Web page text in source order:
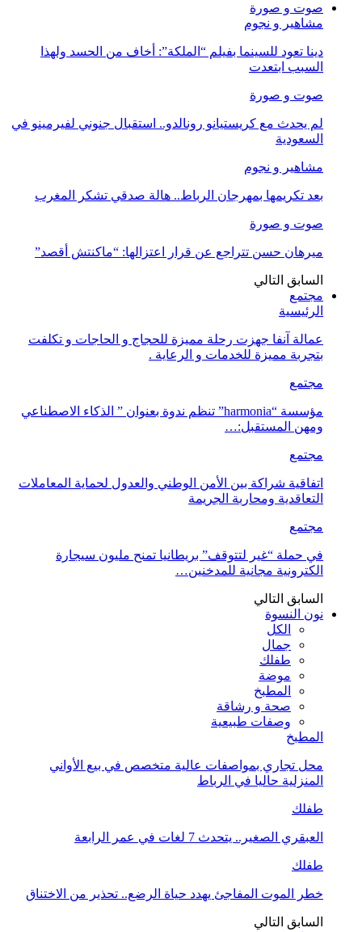
صوت و صورة
مشاهير و نجوم
دينا تعود للسينما بفيلم “الملكة”: أخاف من الحسد ولهذا
السبب ابتعدت
صوت و صورة
لم يحدث مع كريستيانو رونالدو.. استقبال جنوني لفيرمينو في
السعودية
مشاهير و نجوم
بعد تكريمها بمهرجان الرباط.. هالة صدقي تشكر المغرب
صوت و صورة
ميرهان حسن تتراجع عن قرار اعتزالها: “ماكنتش أقصد”
السابق التالي
مجتمع
الرئيسية
عمالة آنفا جهزت رحلة مميزة للحجاج و الحاجات و تكلفت
بتجربة مميزة للخدمات و الرعاية .
مجتمع
مؤسسة “harmonia” تنظم ندوة بعنوان ” الذكاء الاصطناعي
ومهن المستقبل:…
مجتمع
اتفاقية شراكة بين الأمن الوطني والعدول لحماية المعاملات
التعاقدية ومحاربة الجريمة
مجتمع
في حملة “غير لتتوقف” بريطانيا تمنح مليون سيجارة
الكترونية مجانية للمدخنين…
السابق التالي
نون النسوة
الكل
جمال
طفلك
موضة
المطبخ
صحة و رشاقة
وصفات طبيعية
المطبخ
محل تجاري بمواصفات عالية متخصص في بيع الأواني
المنزلية حاليا في الرباط
طفلك
العبقري الصغير.. يتحدث 7 لغات في عمر الرابعة
طفلك
خطر الموت المفاجئ يهدد حياة الرضع.. تحذير من الاختناق
السابق التالي